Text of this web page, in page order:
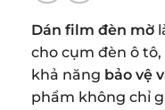
Dán film đèn mờ
cho cụm đèn ô
khả năng bảo vệ
phẩm không chỉ